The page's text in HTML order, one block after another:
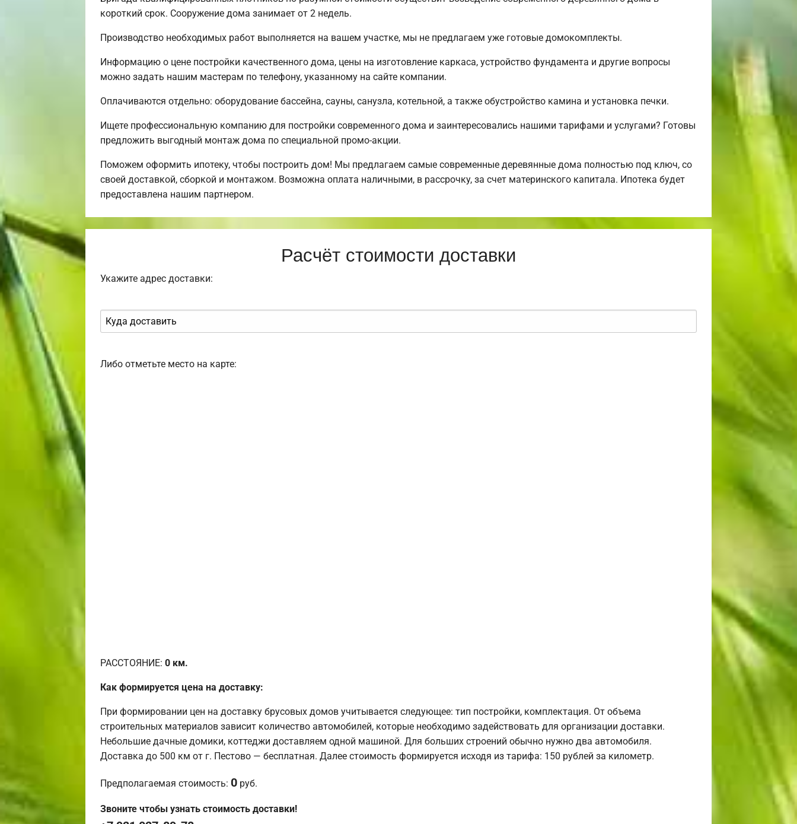
короткий срок. Сооружение дома занимает от 2 недель.
Производство необходимых работ выполняется на вашем участке, мы не предлагаем уже готовые домокомплекты.
Информацию о цене постройки качественного дома, цены на изготовление каркаса, устройство фундамента и другие вопросы
можно задать нашим мастерам по телефону, указанному на сайте компании.
Оплачиваются отдельно: оборудование бассейна, сауны, санузла, котельной, а также обустройство камина и установка печки.
Ищете профессиональную компанию для постройки современного дома и заинтересовались нашими тарифами и услугами? Готовы
предложить выгодный монтаж дома по специальной промо-акции.
Поможем оформить ипотеку, чтобы построить дом! Мы предлагаем самые современные деревянные дома полностью под ключ, со
своей доставкой, сборкой и монтажом. Возможна оплата наличными, в рассрочку, за счет материнского капитала. Ипотека будет
предоставлена нашим партнером.
Расчёт стоимости доставки
Укажите адрес доставки:
Либо отметьте место на карте:
РАССТОЯНИЕ: 0 км.
Как формируется цена на доставку:
При формировании цен на доставку брусовых домов учитывается следующее: тип постройки, комплектация. От объема
строительных материалов зависит количество автомобилей, которые необходимо задействовать для организации доставки.
Небольшие дачные домики, коттеджи доставляем одной машиной. Для больших строений обычно нужно два автомобиля.
Доставка до 500 км от г. Пестово — бесплатная. Далее стоимость формируется исходя из тарифа: 150 рублей за километр.
Предполагаемая стоимость: 0 руб.
Звоните чтобы узнать стоимость доставки!